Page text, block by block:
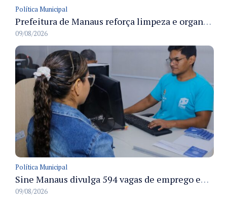
Política Municipal
Prefeitura de Manaus reforça limpeza e organização dos cemiterios municipais para receber famílias no Dia dos Pais
09/08/2026
Política Municipal
Sine Manaus divulga 594 vagas de emprego em Manaus com atendimento presencial nesta segunda-feira
09/08/2026